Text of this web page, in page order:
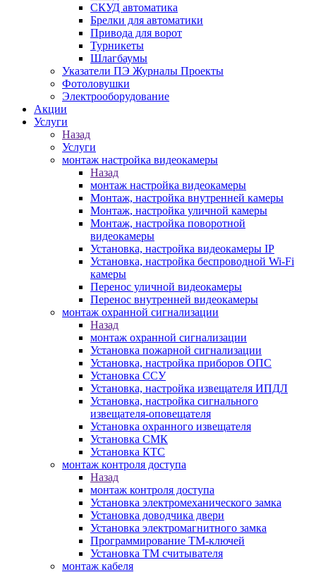
СКУД автоматика
Брелки для автоматики
Привода для ворот
Турникеты
Шлагбаумы
Указатели ПЭ Журналы Проекты
Фотоловушки
Электрооборудование
Акции
Услуги
Назад
Услуги
монтаж настройка видеокамеры
Назад
монтаж настройка видеокамеры
Монтаж, настройка внутренней камеры
Монтаж, настройка уличной камеры
Монтаж, настройка поворотной
видеокамеры
Установка, настройка видеокамеры IP
Установка, настройка беспроводной Wi-Fi
камеры
Перенос уличной видеокамеры
Перенос внутренней видеокамеры
монтаж охранной сигнализации
Назад
монтаж охранной сигнализации
Установка пожарной сигнализации
Установка, настройка приборов ОПС
Установка ССУ
Установка, настройка извещателя ИПДЛ
Установка, настройка сигнального
извещателя-оповещателя
Установка охранного извещателя
Установка СМК
Установка КТС
монтаж контроля доступа
Назад
монтаж контроля доступа
Установка электромеханического замка
Установка доводчика двери
Установка электромагнитного замка
Программирование ТМ-ключей
Установка ТМ считывателя
монтаж кабеля